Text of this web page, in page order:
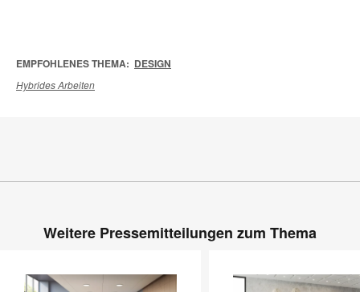
EMPFOHLENES THEMA: DESIGN
Hybrides Arbeiten
Weitere Pressemitteilungen zum Thema